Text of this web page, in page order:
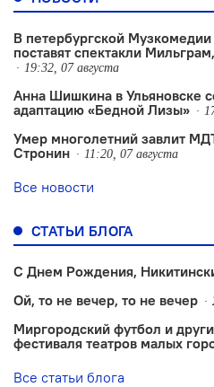
В петербургской
поставят спектакли
19:32, 07 августа
Анна Шишкина в Ульяновске
адаптацию «Бедной Лизы»
Умер многолетний завлит
Стронин
11:20, 07 августа
Все новости
СТАТЬИ БЛОГА
С Днем Рождения,
Ой, то не вечер, то не вечер
Миргородский футбол и
фестиваля театров малых
Все статьи блога